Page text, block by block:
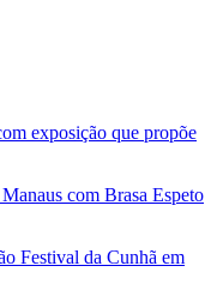
exposição que propõe
com Brasa Espeto
Festival da Cunhã em